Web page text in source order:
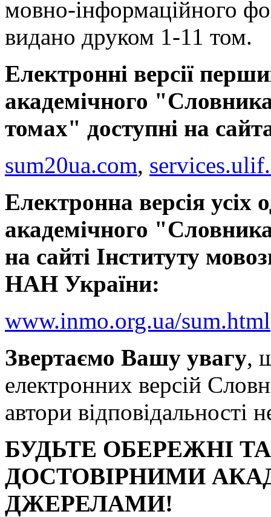
мовно-інформаційного
видано друком 1-11 том.
Електронні версії
академічного
томах" доступні на
sum20ua.com,
Електронна версія усіх
академічного
на сайті Інституту
НАН України:
www.inmo.org.ua/sum.html
Звертаємо Вашу увагу,
електронних версій
автори відповідальності
БУДЬТЕ ОБЕРЕЖНІ
ДОСТОВІРНИМИ
ДЖЕРЕЛАМИ!